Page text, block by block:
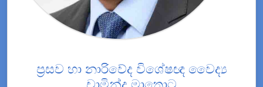
ප්‍රසව හා නාරිවේද විශේෂඥ වෛද්‍ය